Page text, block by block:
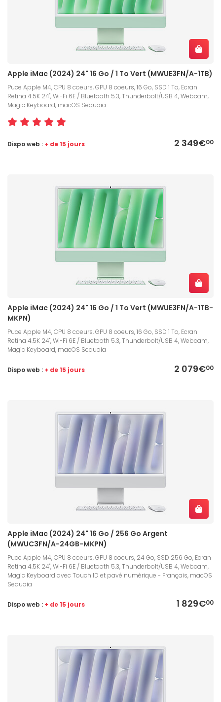
Apple iMac (2024) 24" 16 Go / 1 To Vert (MWUE3FN/A-1TB)
Puce Apple M4, CPU 8 coeurs, GPU 8 coeurs, 16 Go, SSD 1 To, Ecran
Retina 4.5K 24", Wi-Fi 6E / Bluetooth 5.3, Thunderbolt/USB 4, Webcam,
Magic Keyboard, macOS Sequoia
2 349€00
Dispo web : + de 15 jours
Apple iMac (2024) 24" 16 Go / 1 To Vert (MWUE3FN/A-1TB-
MKPN)
Puce Apple M4, CPU 8 coeurs, GPU 8 coeurs, 16 Go, SSD 1 To, Ecran
Retina 4.5K 24", Wi-Fi 6E / Bluetooth 5.3, Thunderbolt/USB 4, Webcam,
Magic Keyboard, macOS Sequoia
2 079€00
Dispo web : + de 15 jours
Apple iMac (2024) 24" 16 Go / 256 Go Argent
(MWUC3FN/A-24GB-MKPN)
Puce Apple M4, CPU 8 coeurs, GPU 8 coeurs, 24 Go, SSD 256 Go, Ecran
Retina 4.5K 24", Wi-Fi 6E / Bluetooth 5.3, Thunderbolt/USB 4, Webcam,
Magic Keyboard avec Touch ID et pavé numérique - Français, macOS
Sequoia
1 829€00
Dispo web : + de 15 jours